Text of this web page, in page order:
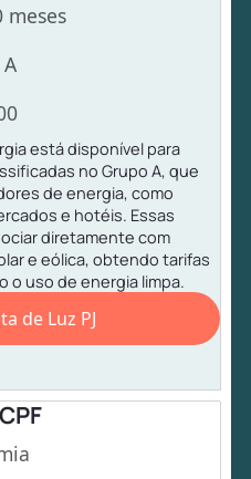
meses
está disponível para
no Grupo A, que
de energia, como
e hotéis. Essas
diretamente com
e eólica, obtendo tarifas
o uso de energia limpa.
de Luz PJ